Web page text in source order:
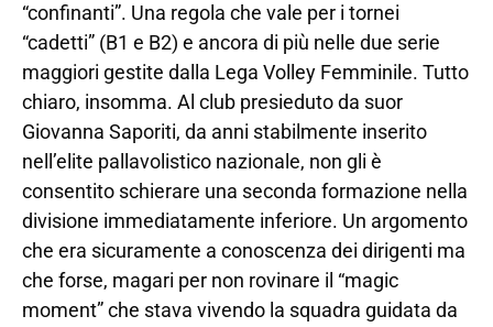
“confinanti”. Una regola che vale per i tornei
“cadetti” (B1 e B2) e ancora di più nelle due serie
maggiori gestite dalla Lega Volley Femminile. Tutto
chiaro, insomma. Al club presieduto da suor
Giovanna Saporiti, da anni stabilmente inserito
nell’elite pallavolistico nazionale, non gli è
consentito schierare una seconda formazione nella
divisione immediatamente inferiore. Un argomento
che era sicuramente a conoscenza dei dirigenti ma
che forse, magari per non rovinare il “magic
moment” che stava vivendo la squadra guidata da